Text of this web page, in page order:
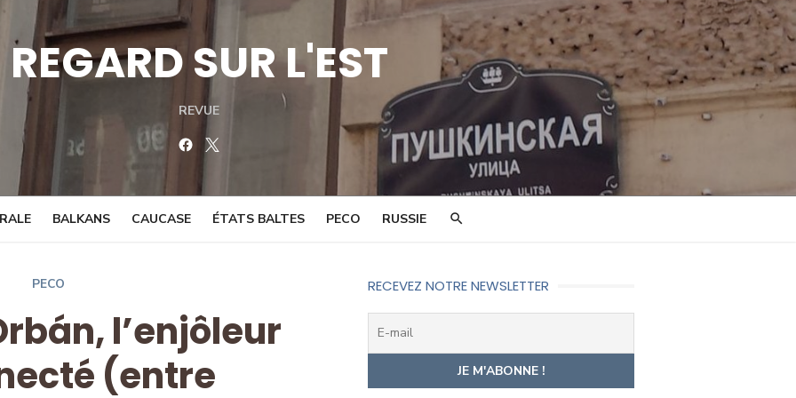
REGARD SUR L'EST
REVUE
Facebook
BALKANS CAUCASE ÉTATS BALTES PECO RUSSIE
PECO
l’enjôleur
(entre
RECEVEZ NOTRE NEWSLETTER